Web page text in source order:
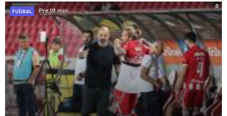
0
FUDBAL
Pre 19 min